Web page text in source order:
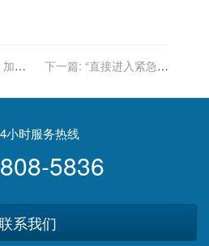
加拿
下一篇: “直接进入紧急状
国内突然传来消息
小时服务热线
5836
系我们